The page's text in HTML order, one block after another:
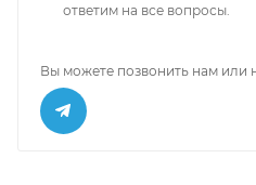
ответим на все вопросы.
Вы можете позвонить нам или